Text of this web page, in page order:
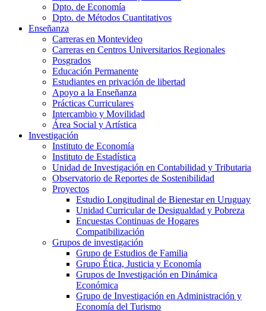
Dpto. de Economía
Dpto. de Métodos Cuantitativos
Enseñanza
Carreras en Montevideo
Carreras en Centros Universitarios Regionales
Posgrados
Educación Permanente
Estudiantes en privación de libertad
Apoyo a la Enseñanza
Prácticas Curriculares
Intercambio y Movilidad
Área Social y Artística
Investigación
Instituto de Economía
Instituto de Estadística
Unidad de Investigación en Contabilidad y Tributaria
Observatorio de Reportes de Sostenibilidad
Proyectos
Estudio Longitudinal de Bienestar en Uruguay
Unidad Curricular de Desigualdad y Pobreza
Encuestas Continuas de Hogares
Compatibilización
Grupos de investigación
Grupo de Estudios de Familia
Grupo Ética, Justicia y Economía
Grupos de Investigación en Dinámica
Económica
Grupo de Investigación en Administración y
Economía del Turismo